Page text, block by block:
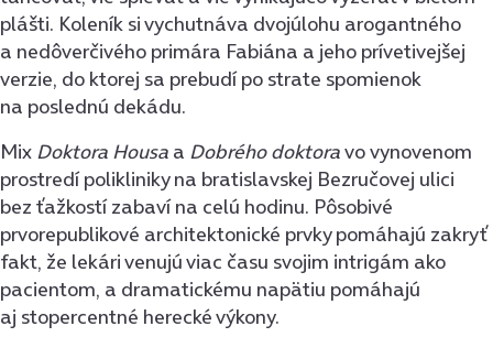
plášti. Koleník si vychutnáva dvojúlohu arogantného
a nedôverčivého primára Fabiána a jeho prívetivejšej
verzie, do ktorej sa prebudí po strate spomienok
na poslednú dekádu.
Mix Doktora Housa a Dobrého doktoravo vynovenom
prostredí polikliniky na bratislavskej Bezručovej ulici
bez ťažkostí zabaví na celú hodinu. Pôsobivé
prvorepublikové architektonické prvky pomáhajú zakryť
fakt, že lekári venujú viac času svojim intrigám ako
pacientom, a dramatickému napätiu pomáhajú
aj stopercentné herecké výkony.